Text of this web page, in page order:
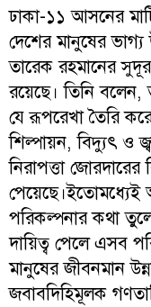
ঢাকা-১১ আসনের
দেশের মানুষের ভাগ্য
তারেক রহমানের
রয়েছে। তিনি বলেন,
যে রূপরেখা তৈরি
শিল্পায়ন, বিদ্যুৎ ও
নিরাপত্তা
পরিকল্পনার কথা তুলে
দায়িত্ব পেলে এসব
মানুষের জীবনমান
জবাবদিহিমূলক